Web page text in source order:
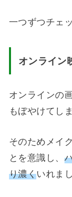
一つずつチェ
オンライン
オンラインの
もぼやけてし
そのためメイ
とを意識し、
り濃くいれま